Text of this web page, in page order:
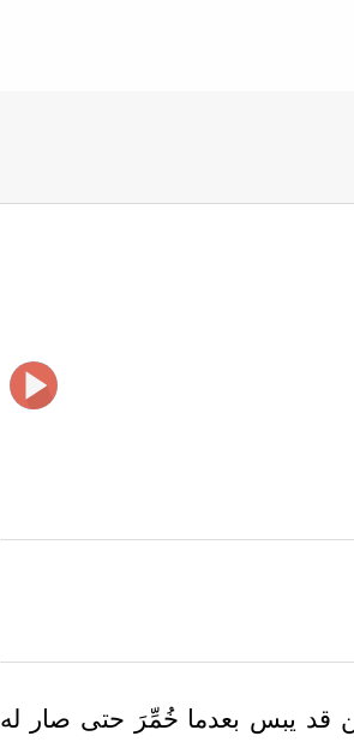
قد يبس بعدما خُمِّرَ حتى صار له